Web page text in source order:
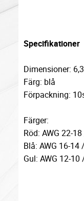
Specifikationer
Dimensioner:
Färg: blå
Förpackning:
Färger:
Röd: AWG 22-
Blå: AWG 16-14
Gul: AWG 12-10